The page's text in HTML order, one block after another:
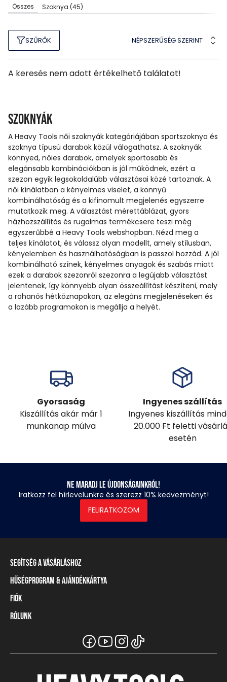
Összes Szoknya (45)
SZŰRŐK NÉPSZERŰSÉG SZERINT
A keresés nem adott értékelhető találatot!
Szoknyák
A Heavy Tools női szoknyák kategóriájában sportszoknya és
szoknya típusú darabok közül válogathatsz. A szoknyák
könnyed, nőies darabok, amelyek sportosabb és
elegánsabb kombinációkban is jól működnek, ezért a
szezon egyik legsokoldalúbb választásai közé tartoznak. A
női kínálatban a kényelmes viselet, a könnyű
kombinálhatóság és a kifinomult megjelenés egyszerre
mutatkozik meg. A választást mérettáblázat, gyors
házhozszállítás és rugalmas termékcsere teszi még
egyszerűbbé a Heavy Tools webshopban. Nézd meg a
teljes kínálatot, és válassz olyan modellt, amely stílusban,
kényelemben és használhatóságban is passzol hozzád. A jól
kombinálható színek, kényelmes anyagok és szabás miatt
ezek a darabok szezonról szezonra a legújabb választást
jelentenek, így könnyebb olyan összeállítást készíteni, mely
a rohanós hétköznapokon, az elegáns megjelenéseken és
a lazább programokon is megállja a helyét.
Gyorsaság
Kiszállítás akár már 1
munkanap múlva
Ingyenes szállítás
Ingyenes kiszállítás
20.000 Ft feletti
esetén
Ne maradj le újdonságainkról!
Iratkozz fel hírlevelünkre és szerezz 10% kedvezményt!
FELIRATKOZOM
Segítség a vásárláshoz
Szállítási információ
Fizetési módok
Mérettáblázat
Üzleteink és viszonteladók
Gyakori kérdések (GYIK)
Hűségprogram & Ajándékkártya
Törzsvásárlói program
Ajándékkártya
Fiók
Belépés / Regisztráció
Rólunk
A Heavy Tools márka
Viszonteladói információ
Széchenyi Terv Plusz